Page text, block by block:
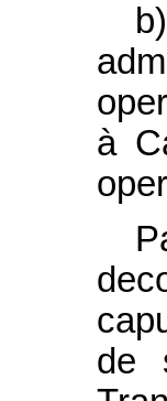
à
de